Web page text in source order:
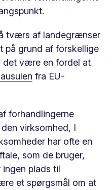
tværs af landegrænser
på grund af forskellige
det være en fordel at
fra EU-
forhandlingerne
virksomhed, I
har ofte en
som de bruger,
plads til
et spørgsmål om at